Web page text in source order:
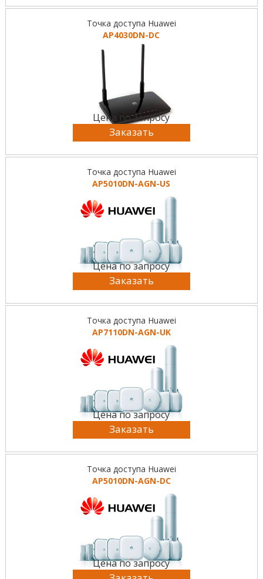
Точка доступа Huawei
AP4030DN-DC
Цена по запросу
Заказать
Точка доступа Huawei
AP5010DN-AGN-US
Цена по запросу
Заказать
Точка доступа Huawei
AP7110DN-AGN-UK
Цена по запросу
Заказать
Точка доступа Huawei
AP5010DN-AGN-DC
Цена по запросу